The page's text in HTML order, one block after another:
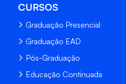
CURSOS
Graduação Presencial
Graduação EAD
Pós-Graduação
Educação Continuada